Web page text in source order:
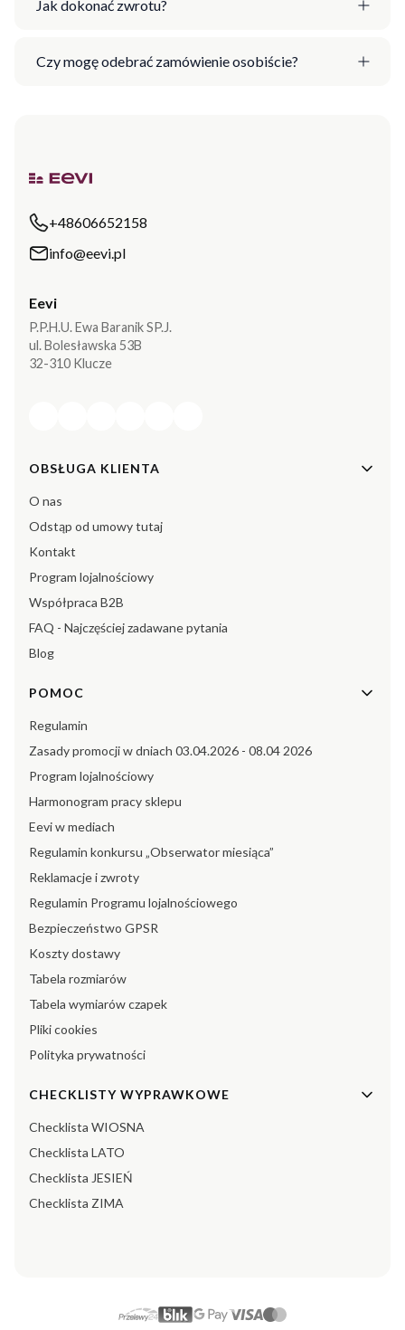
Jak dokonać zwrotu?
Czy mogę odebrać zamówienie osobiście?
+48606652158
info@eevi.pl
Eevi
P.P.H.U. Ewa Baranik SP.J.
ul. Bolesławska 53B
32-310 Klucze
Linki w stopce
OBSŁUGA KLIENTA
O nas
Odstąp od umowy tutaj
Kontakt
Program lojalnościowy
Współpraca B2B
FAQ - Najczęściej zadawane pytania
Blog
POMOC
Regulamin
Zasady promocji w dniach 03.04.2026 - 08.04 2026
Program lojalnościowy
Harmonogram pracy sklepu
Eevi w mediach
Regulamin konkursu „Obserwator miesiąca”
Reklamacje i zwroty
Regulamin Programu lojalnościowego
Bezpieczeństwo GPSR
Koszty dostawy
Tabela rozmiarów
Tabela wymiarów czapek
Pliki cookies
Polityka prywatności
CHECKLISTY WYPRAWKOWE
Checklista WIOSNA
Checklista LATO
Checklista JESIEŃ
Checklista ZIMA